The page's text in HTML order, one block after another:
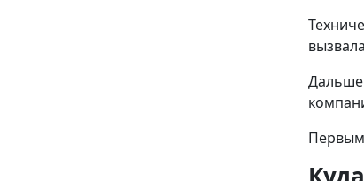
Дальше
Первым